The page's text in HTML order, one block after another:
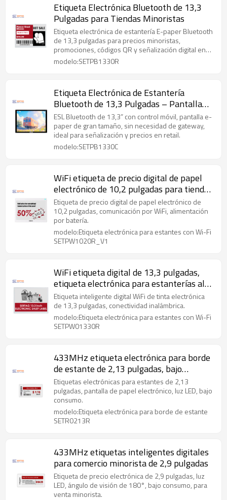
Etiqueta Electrónica Bluetooth de 13,3
Pulgadas para Tiendas Minoristas
Etiqueta electrónica de estantería E-paper Bluetooth
de 13,3 pulgadas para precios minoristas,
promociones, códigos QR y señalización digital en
tiendas.
modelo:SETPB1330R
Etiqueta Electrónica de Estantería
Bluetooth de 13,3 Pulgadas – Pantalla
ESL de Gran Formato para Retail
ESL Bluetooth de 13,3” con control móvil, pantalla e-
paper de gran tamaño, sin necesidad de gateway,
ideal para señalización y precios en retail.
modelo:SETPB1330C
WiFi etiqueta de precio digital de papel
electrónico de 10,2 pulgadas para tiendas
de conveniencia
Etiqueta de precio digital de papel electrónico de
10,2 pulgadas, comunicación por WiFi, alimentación
por batería.
modelo:Etiqueta electrónica para estantes con Wi-Fi
SETPW1020R_V1
WiFi etiqueta digital de 13,3 pulgadas,
etiqueta electrónica para estanterías al
por mayor
Etiqueta inteligente digital WiFi de tinta electrónica
de 13,3 pulgadas, conectividad inalámbrica.
modelo:Etiqueta electrónica para estantes con Wi-Fi
SETPW01330R
433MHz etiqueta electrónica para borde
de estante de 2,13 pulgadas, bajo
consumo
Etiquetas electrónicas para estantes de 2,13
pulgadas, pantalla de papel electrónico, luz LED, bajo
consumo.
modelo:Etiqueta electrónica para borde de estante
SETR0213R
433MHz etiquetas inteligentes digitales
para comercio minorista de 2,9 pulgadas
Etiqueta de precio electrónica de 2,9 pulgadas, luz
LED, ángulo de visión de 180°, bajo consumo, para
venta minorista.